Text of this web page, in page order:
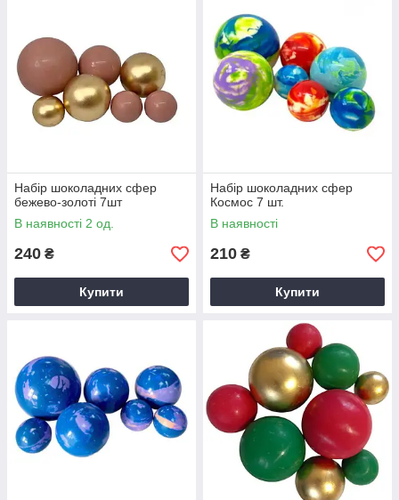
Набір шоколадних сфер
бежево-золоті 7шт
В наявності 2 од.
240 ₴
Купити
Набір шоколадних сфер
Космос 7 шт.
В наявності
210 ₴
Купити